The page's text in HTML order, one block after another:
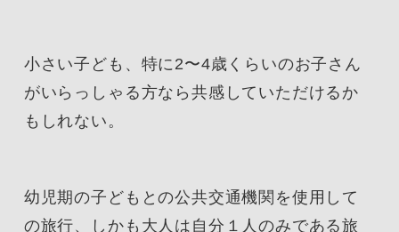
小さい子ども、特に2〜4歳くらいのお子さん
がいらっしゃる方なら共感していただけるか
もしれない。
幼児期の子どもとの公共交通機関を使用して
の旅行、しかも大人は自分１人のみである旅